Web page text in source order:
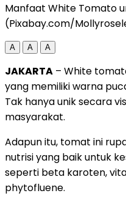
Manfaat White Tomato
(Pixabay.com/
A A A
JAKARTA – White
yang memiliki warna
Tak hanya unik secara
masyarakat.
Adapun itu, tomat ini
nutrisi yang baik untuk
seperti beta karoten,
phytofluene.